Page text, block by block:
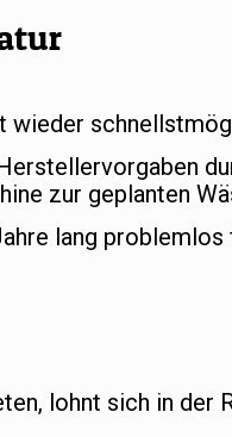
wieder
zur geplanten
lang problemlos
lohnt sich in der